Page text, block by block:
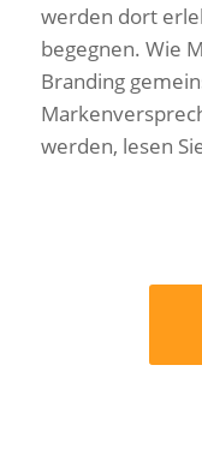
werden dort
begegnen. Wie
Branding
werden, lesen